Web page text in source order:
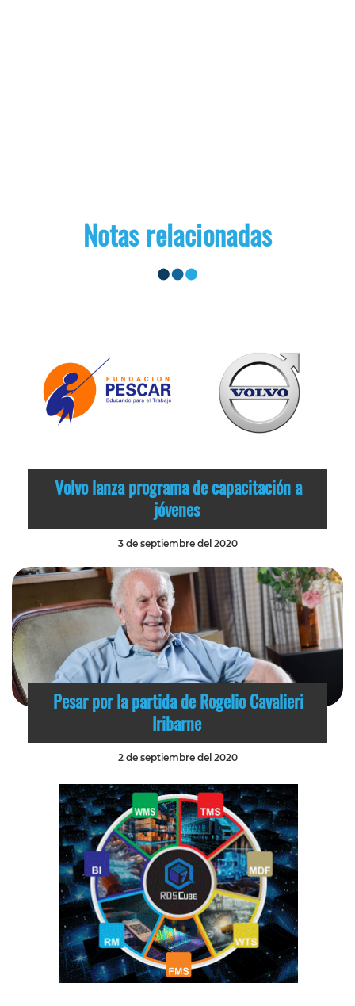
Notas relacionadas
Volvo lanza programa de capacitación a
jóvenes
3 de septiembre del 2020
Pesar por la partida de Rogelio Cavalieri
Iribarne
2 de septiembre del 2020